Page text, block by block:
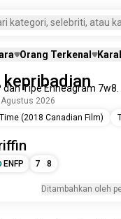
kategori, selebriti, atau
Orang Terkenal
dan Tipe Enneagram 7w8.
Agustus 2026
ENFP 7 8
(2018 Canadian Film)
Ditambahkan oleh